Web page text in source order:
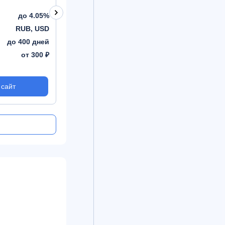
до 4.05%
RUB, USD
до 400 дней
от 300 ₽